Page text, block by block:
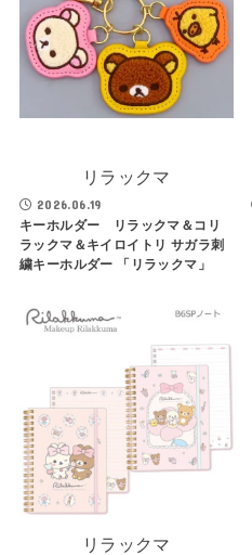
リラックマ
2026.06.19
キーホルダー リラックマ＆コリ
ラックマ＆キイロイトリ サガラ刺
繍キーホルダー 「リラックマ」
リラックマ